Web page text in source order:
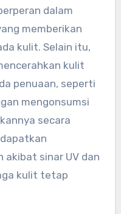
dalam
memberikan
kulit. Selain itu,
kulit
penuaan, seperti
mengonsumsi
secara
akibat sinar UV dan
kulit tetap